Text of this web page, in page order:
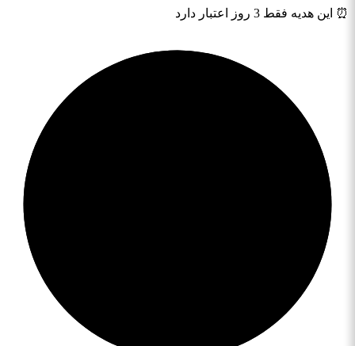
⏰ این هدیه فقط 3 روز اعتبار دارد